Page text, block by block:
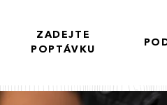
ZADEJTE
POPTÁVKU